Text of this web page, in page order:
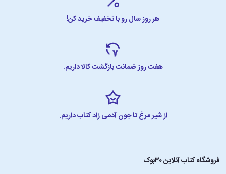
هر روز سال رو با تخفیف خرید کن!
هفت روز ضمانت بازگشت کالا داریم.
از شیر مرغ تا جون آدمی زاد کتاب داریم.
فروشگاه کتاب آنلاین ۳۰بوک